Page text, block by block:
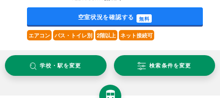
空室状況を確認する 無料
エアコン バス・トイレ別 2階以上 ネット接続可
学校・駅を変更 検索条件を変更